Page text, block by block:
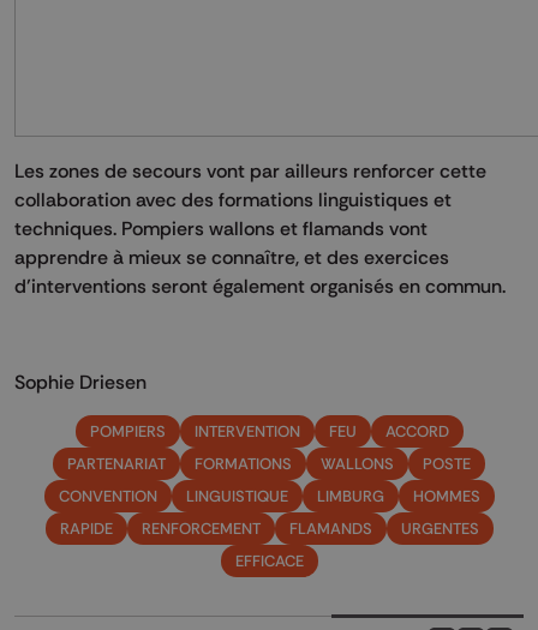
Les zones de secours vont par ailleurs renforcer cette
collaboration avec des formations linguistiques et
techniques. Pompiers wallons et flamands vont
apprendre à mieux se connaître, et des exercices
d’interventions seront également organisés en commun.
Sophie Driesen
POMPIERS INTERVENTION FEU
ACCORD
PARTENARIAT
FORMATIONS WALLONS
POSTE
CONVENTION
LINGUISTIQUE LIMBURG
HOMMES
RAPIDE
RENFORCEMENT FLAMANDS
URGENTES
EFFICACE